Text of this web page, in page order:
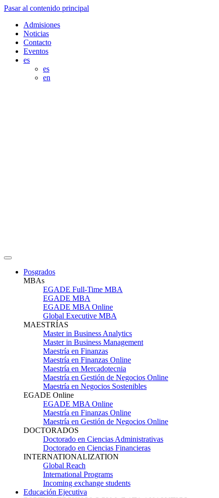
Pasar al contenido principal
Admisiones
Noticias
Contacto
Eventos
es
es
en
Posgrados
MBAs
EGADE Full-Time MBA
EGADE MBA
EGADE MBA Online
Global Executive MBA
MAESTRÍAS
Master in Business Analytics
Master in Business Management
Maestría en Finanzas
Maestría en Finanzas Online
Maestría en Mercadotecnia
Maestría en Gestión de Negocios Online
Maestría en Negocios Sostenibles
EGADE Online
EGADE MBA Online
Maestría en Finanzas Online
Maestría en Gestión de Negocios Online
DOCTORADOS
Doctorado en Ciencias Administrativas
Doctorado en Ciencias Financieras
INTERNATIONALIZATION
Global Reach
International Programs
Incoming exchange students
Educación Ejecutiva